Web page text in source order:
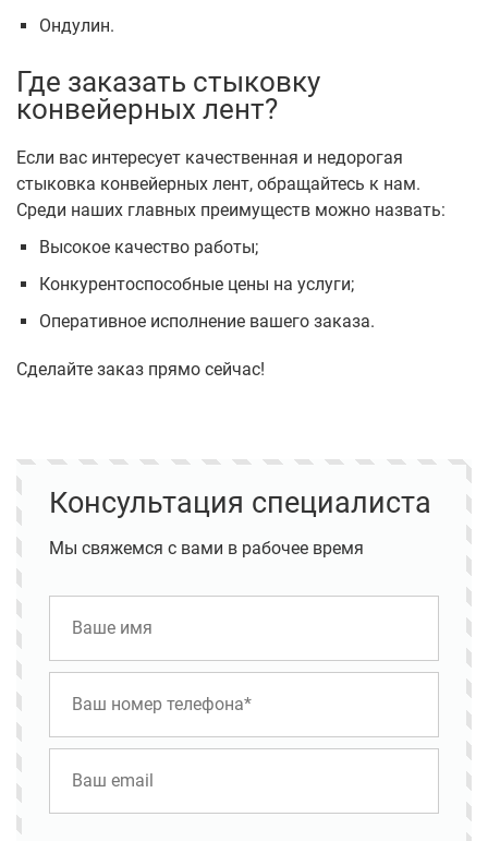
Ондулин.
Где заказать стыковку
конвейерных лент?
Если вас интересует качественная и недорогая
стыковка конвейерных лент, обращайтесь к нам.
Среди наших главных преимуществ можно назвать:
Высокое качество работы;
Конкурентоспособные цены на услуги;
Оперативное исполнение вашего заказа.
Сделайте заказ прямо сейчас!
Консультация специалиста
Мы свяжемся с вами в рабочее время